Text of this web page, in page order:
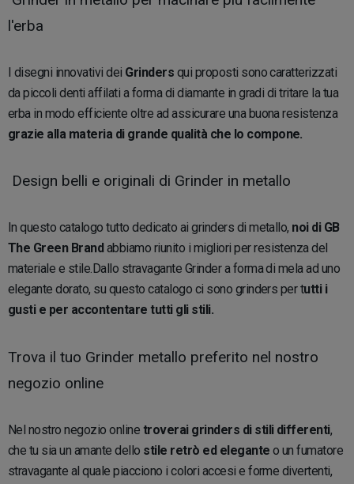
l'erba
I disegni innovativi dei Grinders qui proposti sono caratterizzati
da piccoli denti affilati a forma di diamante in gradi di tritare la tua
erba in modo efficiente oltre ad assicurare una buona resistenza
grazie alla materia di grande qualità che lo compone.
Design belli e originali di Grinder in metallo
In questo catalogo tutto dedicato ai grinders di metallo, noi di GB
The Green Brandabbiamo riunito i migliori per resistenza del
materiale e stile.Dallo stravagante Grinder a forma di mela ad uno
elegante dorato, su questo catalogo ci sono grinders per tutti i
gusti e per accontentare tutti gli stili.
Trova il tuo Grinder metallo preferito nel nostro
negozio online
Nel nostro negozio online troverai grinders di stili differenti,
che tu sia un amante dello stile retrò ed elegante o un fumatore
stravagante al quale piacciono i colori accesi e forme divertenti,